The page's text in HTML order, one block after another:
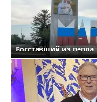
Восставший из пепла